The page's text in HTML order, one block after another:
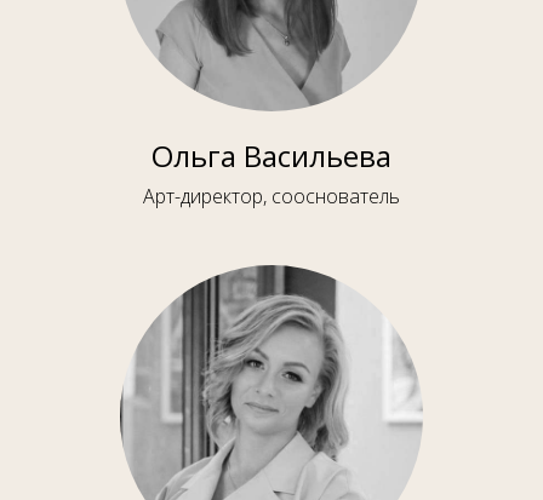
Ольга Васильева
Арт-директор, сооснователь